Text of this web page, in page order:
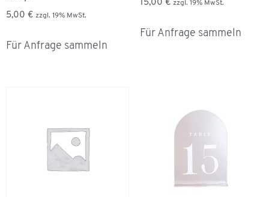
5,00 € zzgl. 19% MwSt.
Für Anfrage sammeln
15,00 € zzgl. 19% MwSt.
Für Anfrage sammeln